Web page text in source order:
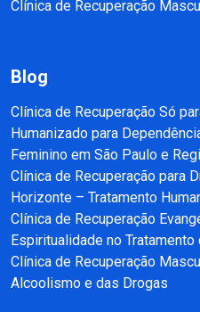
Clínica de Recuperação
Blog
Clínica de Recuperação Só
Humanizado para
Feminino em São Paulo e
Clínica de Recuperação para
Horizonte – Tratamento
Clínica de Recuperação
Espiritualidade no
Clínica de Recuperação
Alcoolismo e das Drogas